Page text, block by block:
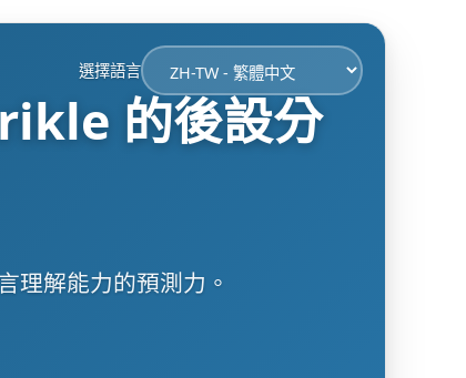
選擇語言
的後設分
理解能力的預測力。